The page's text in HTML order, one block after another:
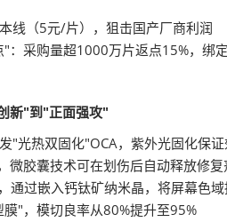
线（5元/片），狙击国产厂商利润
：采购量超1000万片返点15%，绑
新"到"正面强攻"
"光热双固化"OCA，紫外光固化保
微胶囊技术可在划伤后自动释放修
通过嵌入钙钛矿纳米晶，将屏幕色
"，模切良率从80%提升至95%